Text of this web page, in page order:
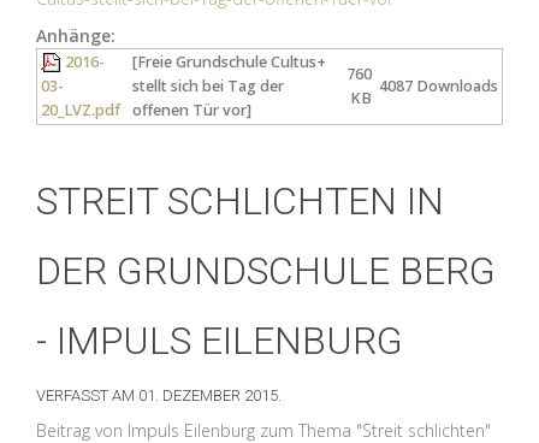
Anhänge:
2016-
03-
20_LVZ.pdf
[Freie Grundschule Cultus+
stellt sich bei Tag der
offenen Tür vor]
760
KB
4087 Downloads
STREIT SCHLICHTEN IN
DER GRUNDSCHULE BERG
- IMPULS EILENBURG
VERFASST AM 01. DEZEMBER 2015.
Beitrag von Impuls Eilenburg zum Thema "Streit schlichten"